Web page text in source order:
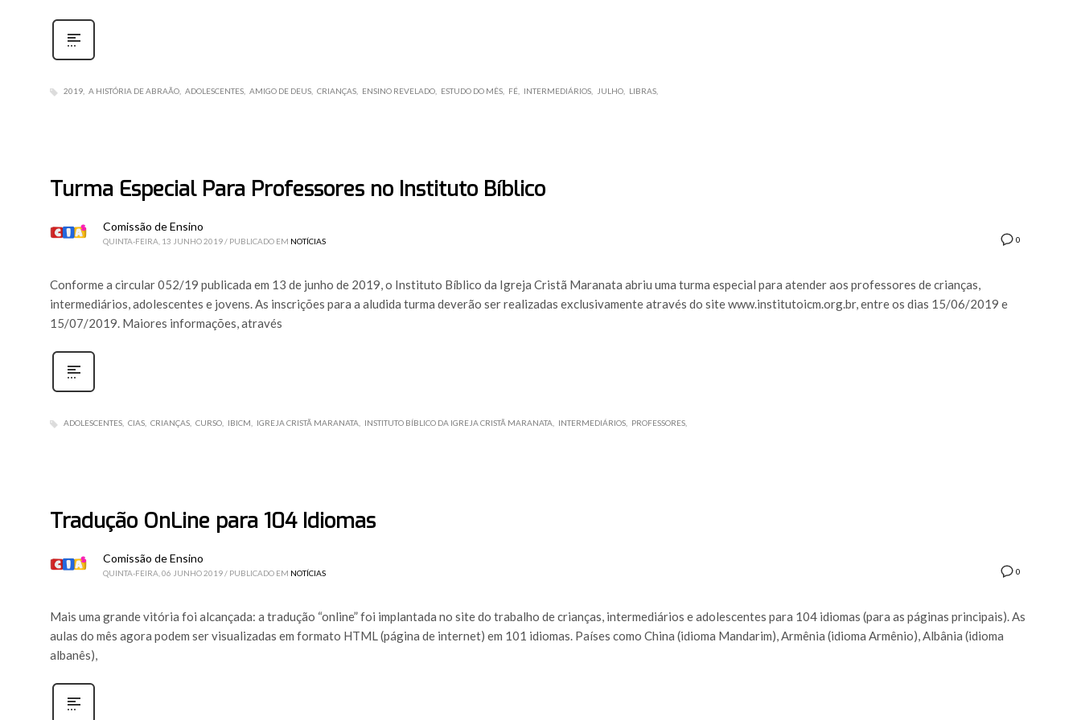
2019 A HISTÓRIA DE ABRAÃO ADOLESCENTES AMIGO DE DEUS CRIANÇAS ENSINO REVELADO ESTUDO DO MÊS FÉ INTERMEDIÁRIOS JULHO LIBRAS
Turma Especial Para Professores no Instituto Bíblico
0
Comissão de Ensino
QUINTA-FEIRA, 13 JUNHO 2019 / PUBLICADO EM NOTÍCIAS
Conforme a circular 052/19 publicada em 13 de junho de 2019, o Instituto Bíblico da Igreja Cristã Maranata abriu uma turma especial para atender aos professores de crianças,
intermediários, adolescentes e jovens. As inscrições para a aludida turma deverão ser realizadas exclusivamente através do site www.institutoicm.org.br, entre os dias 15/06/2019 e
15/07/2019. Maiores informações, através
ADOLESCENTES CIAS CRIANÇAS CURSO IBICM IGREJA CRISTÃ MARANATA INSTITUTO BÍBLICO DA IGREJA CRISTÃ MARANATA INTERMEDIÁRIOS PROFESSORES
Tradução OnLine para 104 Idiomas
0
Comissão de Ensino
QUINTA-FEIRA, 06 JUNHO 2019 / PUBLICADO EM NOTÍCIAS
Mais uma grande vitória foi alcançada: a tradução “online” foi implantada no site do trabalho de crianças, intermediários e adolescentes para 104 idiomas (para as páginas principais). As
aulas do mês agora podem ser visualizadas em formato HTML (página de internet) em 101 idiomas. Países como China (idioma Mandarim), Armênia (idioma Armênio), Albânia (idioma
albanês),